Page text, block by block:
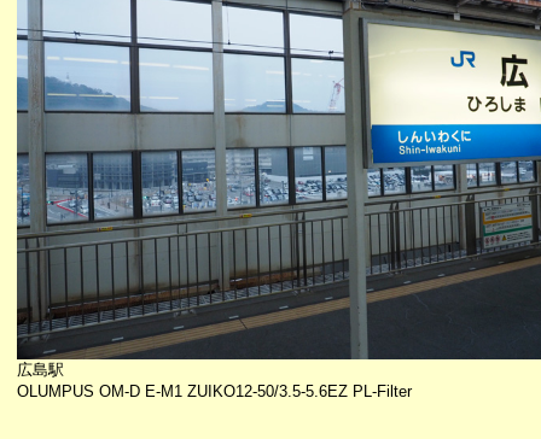
広島駅
OLUMPUS OM-D E-M1 ZUIKO12-50/3.5-5.6EZ PL-Filter